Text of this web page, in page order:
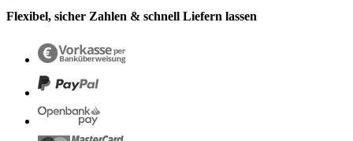
Flexibel, sicher Zahlen & schnell Liefern lassen